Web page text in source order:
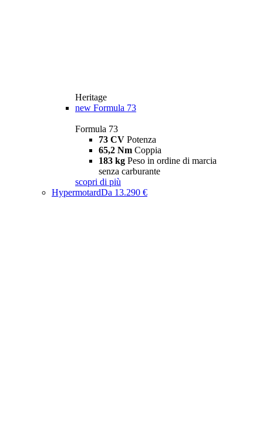
Heritage
new Formula 73
Formula 73
73 CV Potenza
65,2 Nm Coppia
183 kg Peso in ordine di marcia
senza carburante
scopri di più
HypermotardDa 13.290 €